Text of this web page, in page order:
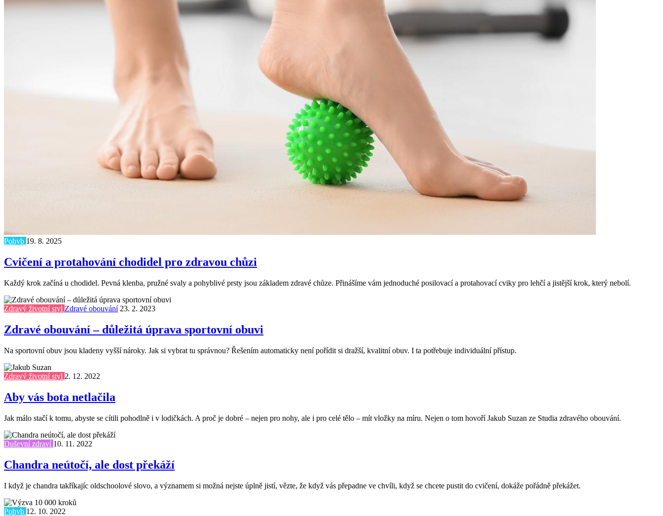
Pohyb 19. 8. 2025
Cvičení a protahování chodidel pro zdravou chůzi
Každý krok začíná u chodidel. Pevná klenba, pružné svaly a pohyblivé prsty jsou základem zdravé chůze. Přinášíme vám jednoduché posilovací a protahovací cviky pro lehčí a jistější krok, který nebolí.
Zdravý životní styl Zdravé obouvání 23. 2. 2023
Zdravé obouvání – důležitá úprava sportovní obuvi
Na sportovní obuv jsou kladeny vyšší nároky. Jak si vybrat tu správnou? Řešením automaticky není pořídit si dražší, kvalitní obuv. I ta potřebuje individuální přístup.
Zdravý životní styl 2. 12. 2022
Aby vás bota netlačila
Jak málo stačí k tomu, abyste se cítili pohodlně i v lodičkách. A proč je dobré – nejen pro nohy, ale i pro celé tělo – mít vložky na míru. Nejen o tom hovoří Jakub Suzan ze Studia zdravého obouvání.
Duševní zdraví 10. 11. 2022
Chandra neútočí, ale dost překáží
I když je chandra takříkajíc oldschoolové slovo, a významem si možná nejste úplně jistí, vězte, že když vás přepadne ve chvíli, když se chcete pustit do cvičení, dokáže pořádně překážet.
Pohyb 12. 10. 2022